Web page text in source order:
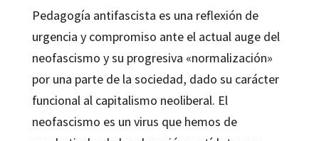
Pedagogía antifascista es una reflexión de
urgencia y compromiso ante el actual auge del
neofascismo y su progresiva «normalización»
por una parte de la sociedad, dado su carácter
funcional al capitalismo neoliberal. El
neofascismo es un virus que hemos de